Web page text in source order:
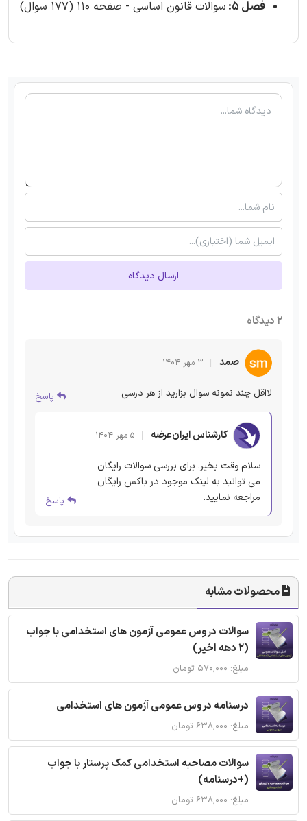
فصل 5: سوالات قانون اساسی - صفحه 110 (177 سوال)
ارسال دیدگاه
۲ دیدگاه
صمد ۳ مهر ۱۴۰۴
لااقل چند نمونه سوال بزارید از هر درسی پاسخ
کارشناس ایران‌عرضه ۵ مهر ۱۴۰۴
سلام وقت بخیر. برای بررسی سوالات رایگان
می توانید به لینک موجود در باکس رایگان
مراجعه نمایید.
پاسخ
محصولات مشابه
سوالات دروس عمومی آزمون های استخدامی با جواب
(2 دهه اخیر)
مبلغ: ۵۷۰,۰۰۰ تومان
درسنامه دروس عمومی آزمون های استخدامی
مبلغ: ۶۳۸,۰۰۰ تومان
سوالات مصاحبه استخدامی کمک پرستار با جواب
(+درسنامه)
مبلغ: ۶۳۸,۰۰۰ تومان